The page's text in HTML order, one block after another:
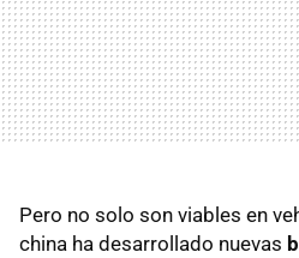
Pero no solo son viables en
china ha desarrollado nuevas